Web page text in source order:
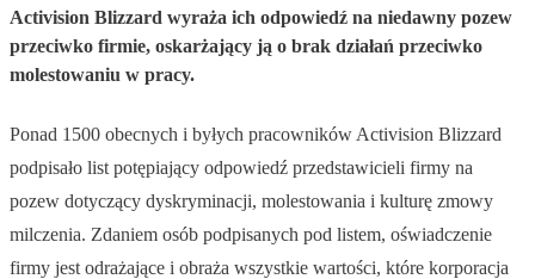
Activision Blizzard wyraża ich odpowiedź na niedawny pozew
przeciwko firmie, oskarżający ją o brak działań przeciwko
molestowaniu w pracy.
Ponad 1500 obecnych i byłych pracowników Activision Blizzard
podpisało list potępiający odpowiedź przedstawicieli firmy na
pozew dotyczący dyskryminacji, molestowania i kulturę zmowy
milczenia. Zdaniem osób podpisanych pod listem, oświadczenie
firmy jest odrażające i obraża wszystkie wartości, które korporacja